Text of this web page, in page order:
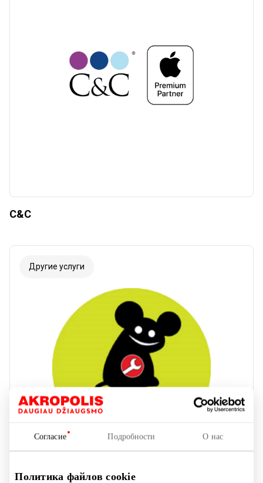
Согласие Подробности О нас
Политика файлов cookie
C&C
Другие услуги